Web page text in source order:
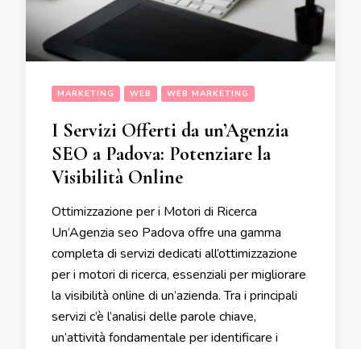
MARKETING WEB WEB MARKETING
I Servizi Offerti da un’Agenzia
SEO a Padova: Potenziare la
Visibilità Online
Ottimizzazione per i Motori di Ricerca
Un’Agenzia seo Padova offre una gamma
completa di servizi dedicati all’ottimizzazione
per i motori di ricerca, essenziali per migliorare
la visibilità online di un’azienda. Tra i principali
servizi c’è l’analisi delle parole chiave,
un’attività fondamentale per identificare i